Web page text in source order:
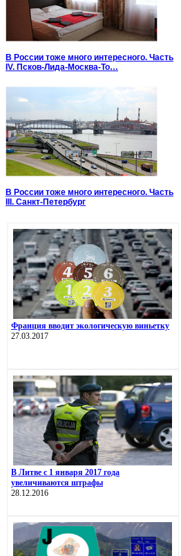
В России тоже много интересного. Часть
IV. Псков-Лида-Москва-То…
В России тоже много интересного. Часть
III. Санкт-Петербург
Франция вводит экологическую виньетку
27.03.2017
В Литве с 1 января 2017 года
увеличиваются штрафы
28.12.2016